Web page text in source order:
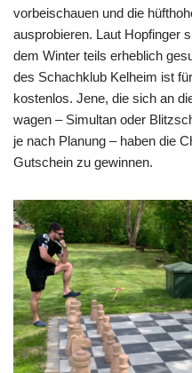
vorbeischauen und die
ausprobieren. Laut Hopfinger
dem Winter teils erheblich
des Schachklub Kelheim ist
kostenlos. Jene, die sich an
wagen – Simultan oder
je nach Planung – haben die
Gutschein zu gewinnen.